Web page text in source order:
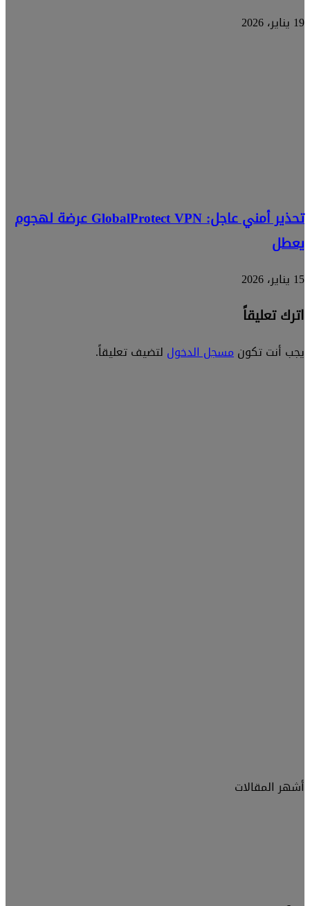
19 يناير، 2026
تحذير أمني عاجل: GlobalProtect VPN عرضة لهجوم
يعطل
15 يناير، 2026
اترك تعليقاً
يجب أنت تكونمسجل الدخول لتضيف تعليقاً.
أشهر المقالات